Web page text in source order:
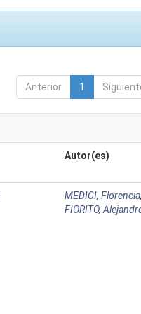
Anterior 1
Autor(es)
MEDICI, Florencia
FIORITO,